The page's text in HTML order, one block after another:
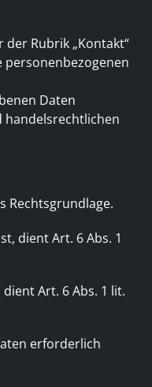
Rubrik „Kontakt“
personenbezogenen
Daten
handelsrechtlichen
Rechtsgrundlage.
dient Art. 6 Abs. 1
Art. 6 Abs. 1 lit.
erforderlich